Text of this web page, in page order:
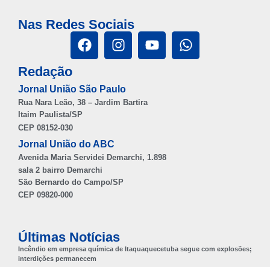
Nas Redes Sociais
Redação
Jornal União São Paulo
Rua Nara Leão, 38 – Jardim Bartira
Itaim Paulista/SP
CEP 08152-030
Jornal União do ABC
Avenida Maria Servidei Demarchi, 1.898
sala 2 bairro Demarchi
São Bernardo do Campo/SP
CEP 09820-000
Últimas Notícias
Incêndio em empresa química de Itaquaquecetuba segue com explosões;
interdições permanecem